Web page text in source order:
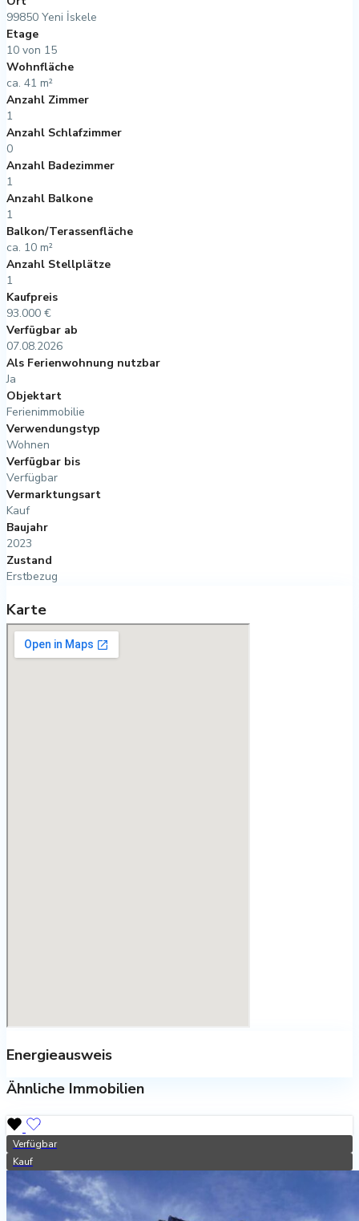
99850 Yeni İskele
Etage
10 von 15
Wohnfläche
ca. 41 m²
Anzahl Zimmer
1
Anzahl Schlafzimmer
0
Anzahl Badezimmer
1
Anzahl Balkone
1
Balkon/Terassenfläche
ca. 10 m²
Anzahl Stellplätze
1
Kaufpreis
93.000 €
Verfügbar ab
07.08.2026
Als Ferienwohnung nutzbar
Ja
Objektart
Ferienimmobilie
Verwendungstyp
Wohnen
Verfügbar bis
Verfügbar
Vermarktungsart
Kauf
Baujahr
2023
Zustand
Erstbezug
Karte
Energieausweis
Ähnliche Immobilien
Verfügbar
Kauf